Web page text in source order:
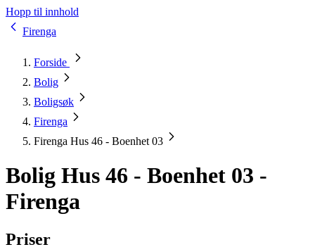
Hopp til innhold
Firenga
Forside
Bolig
Boligsøk
Firenga
Firenga Hus 46 - Boenhet 03
Bolig Hus 46 - Boenhet 03 -
Firenga
Priser